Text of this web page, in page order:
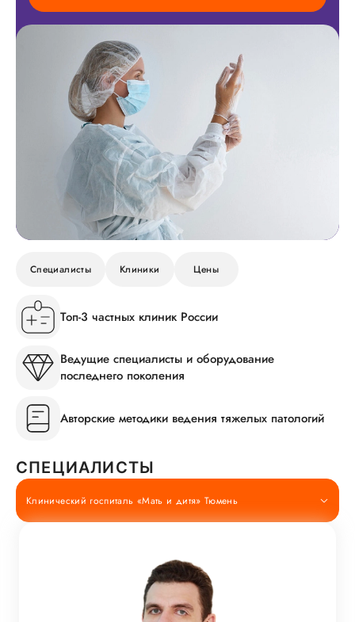
Специалисты Клиники Цены
Топ-3 частных клиник России
Ведущие специалисты и оборудование
последнего поколения
Авторские методики ведения тяжелых патологий
СПЕЦИАЛИСТЫ
Клинический госпиталь «Мать и дитя» Тюмень